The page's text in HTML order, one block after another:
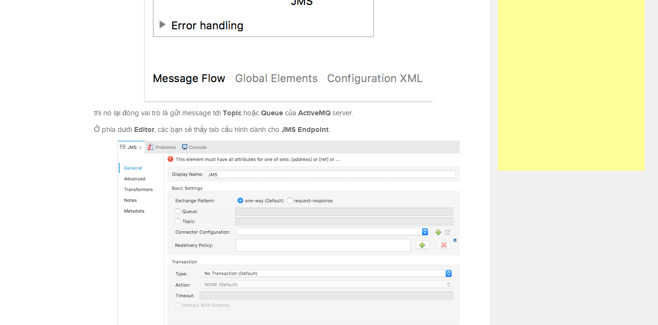
thì nó lại đóng vai trò là gửi message tới Topic hoặc Queue của ActiveMQ server.
Ở phía dưới Editor, các bạn sẽ thấy tab cấu hình dành cho JMS Endpoint.